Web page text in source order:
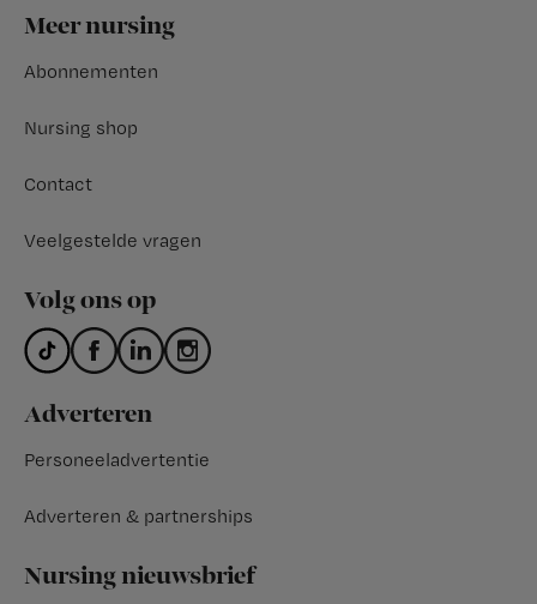
Footer
Meer nursing
Abonnementen
Nursing shop
Contact
Veelgestelde vragen
Volg ons op
Adverteren
Personeeladvertentie
Adverteren & partnerships
Nursing nieuwsbrief